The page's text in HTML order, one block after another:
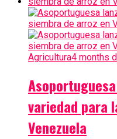
Agricultura4 months
variedad para
Venezuela